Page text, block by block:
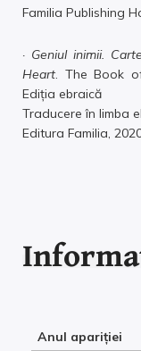
Familia Publishing
· Geniul inimii.
Heart. The Book
Ediția ebraică
Traducere în limba
Editura Familia,
Anul apariției